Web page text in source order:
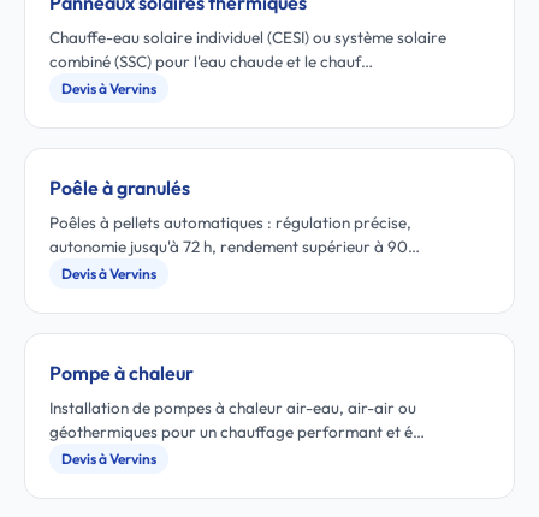
Chauffe-eau solaire individuel (CESI) ou système solaire
combiné (SSC) pour l'eau chaude et le chauf…
Devis à Vervins
Poêle à granulés
Poêles à pellets automatiques : régulation précise,
autonomie jusqu'à 72 h, rendement supérieur à 90…
Devis à Vervins
Pompe à chaleur
Installation de pompes à chaleur air-eau, air-air ou
géothermiques pour un chauffage performant et é…
Devis à Vervins